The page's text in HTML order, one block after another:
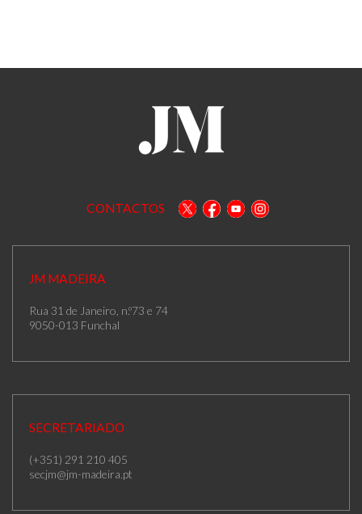
CONTACTOS
JM MADEIRA
Rua 31 de Janeiro, n.º73 e 74
9050-013 Funchal
SECRETARIADO
(+351) 291 210 405
secjm@jm-madeira.pt